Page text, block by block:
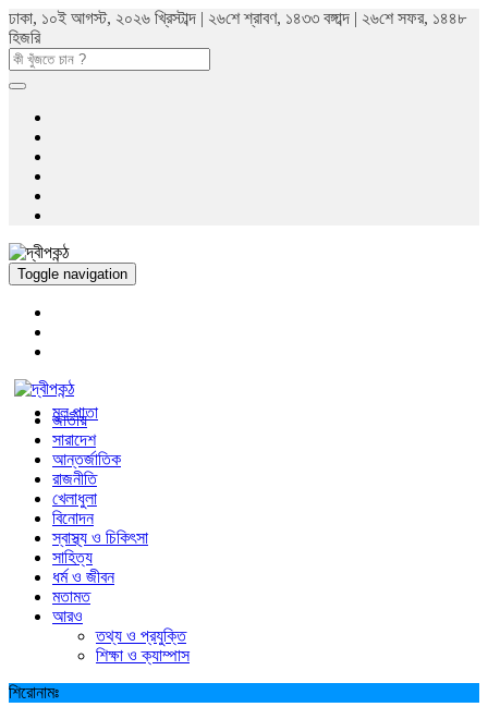
ঢাকা, ১০ই আগস্ট, ২০২৬ খ্রিস্টাব্দ | ২৬শে শ্রাবণ, ১৪৩৩ বঙ্গাব্দ | ২৬শে সফর, ১৪৪৮
হিজরি
Toggle navigation
মুল পাতা
জাতীয়
সারাদেশ
আন্তর্জাতিক
রাজনীতি
খেলাধুলা
বিনোদন
স্বাস্থ্য ও চিকিৎসা
সাহিত্য
ধর্ম ও জীবন
মতামত
আরও
তথ্য ও প্রযুক্তি
শিক্ষা ও ক্যাম্পাস
শিরোনামঃ